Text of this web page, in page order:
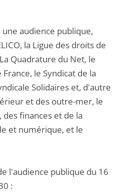
audience publique,
la Ligue des droits de
Quadrature du Net, le
le Syndicat de la
Solidaires et, d'autre
et des outre-mer, le
finances et de la
et numérique, et le
l'audience publique du 16
: